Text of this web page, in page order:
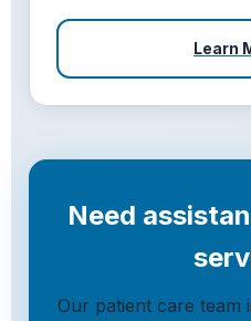
Learn
Need
Our patient care team